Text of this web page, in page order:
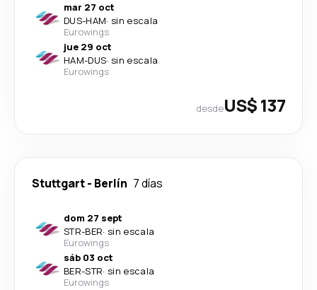
mar 27 oct
DUS-HAM· sin escala
Eurowings
jue 29 oct
HAM-DUS· sin escala
Eurowings
desdeUS$ 137
Stuttgart- Berlín 7 días
dom 27 sept
STR-BER· sin escala
Eurowings
sáb 03 oct
BER-STR· sin escala
Eurowings